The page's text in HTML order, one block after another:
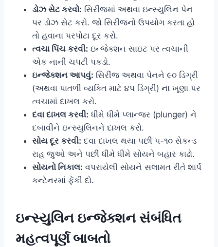
ડોઝ સેટ કરવો: સિરીંજમાં અથવા ઇન્સ્યુલિન પેન
પર ડોઝ સેટ કરો. જો સિરીંજનો ઉપયોગ કરતા હો
તો હવાના પરપોટા દૂર કરો.
ત્વચા પિંચ કરવી: ઇન્જેક્શન સાઇટ પર ત્વચાની
એક નાની ચપટી પકડો.
ઇન્જેક્શન આપવું: સિરીંજ અથવા પેનને ૯૦ ડિગ્રી
(અથવા પાતળી વ્યક્તિ માટે ૪૫ ડિગ્રી) ના ખૂણા પર
ત્વચામાં દાખલ કરો.
દવા દાખલ કરવી: ધીમે ધીમે પ્લાન્જર (plunger) ને
દબાવીને ઇન્સ્યુલિનને દાખલ કરો.
સોય દૂર કરવી: દવા દાખલ થયા પછી ૫-૧૦ સેકન્ડ
રાહ જુઓ અને પછી ધીમે ધીમે સોયને બહાર કાઢો.
સોયનો નિકાલ: વપરાયેલી સોયને સલામત રીતે શાર્પ
કન્ટેનરમાં ફેંકી દો.
ઇન્સ્યુલિન ઇન્જેક્શન સંબંધિત
મહત્વપૂર્ણ બાબતો